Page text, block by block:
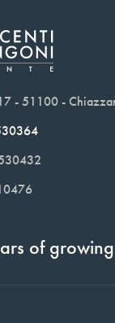
- 51100 -
of